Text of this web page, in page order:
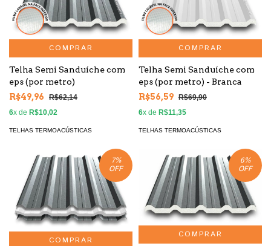
COMPRAR
Telha Semi Sanduíche com
eps (por metro)
R$49,96
R$62,14
6x de R$10,02
TELHAS TERMOACÚSTICAS
COMPRAR
Telha Semi Sanduíche com
eps (por metro) - Branca
R$56,59 R$69,90
6x de R$11,35
TELHAS TERMOACÚSTICAS
7%
OFF
COMPRAR
6%
OFF
COMPRAR